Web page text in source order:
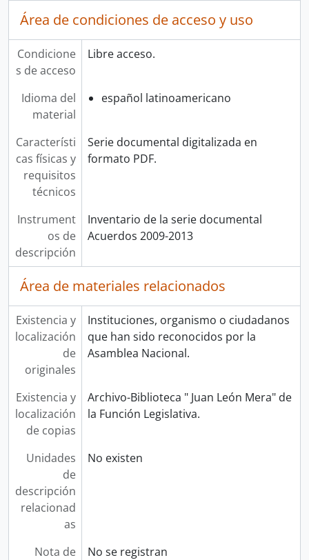
Área de condiciones de acceso y uso
Condicione
s de acceso
Libre acceso.
Idioma del
material
español latinoamericano
Característi
cas físicas y
requisitos
técnicos
Serie documental digitalizada en
formato PDF.
Instrument
os de
descripción
Inventario de la serie documental
Acuerdos 2009-2013
Área de materiales relacionados
Existencia y
localización
de
originales
Instituciones, organismo o ciudadanos
que han sido reconocidos por la
Asamblea Nacional.
Existencia y
localización
de copias
Archivo-Biblioteca " Juan León Mera" de
la Función Legislativa.
Unidades
de
descripción
relacionad
as
No existen
Nota de
No se registran